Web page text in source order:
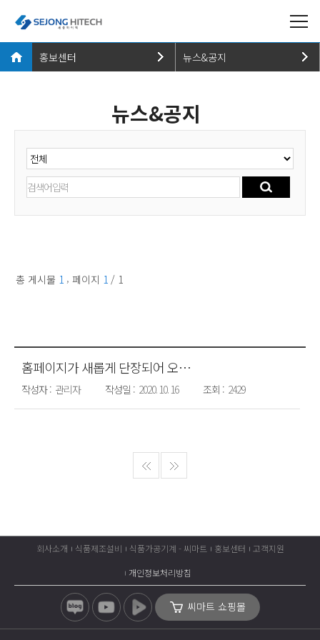
홍보센터
홍보센터
고객지원
뉴스&공지
홍보영상
홍보활동
뉴스&공지
총 게시물 1 , 페이지 1 / 1
홈페이지가 새롭게 단장되어 오픈했습니다.
관리자 2020. 10. 16 2429
회사소개 식품제조설비 식품가공기계 - 씨마트 홍보센터
고객지원
개인정보처리방침
씨마트 쇼핑몰